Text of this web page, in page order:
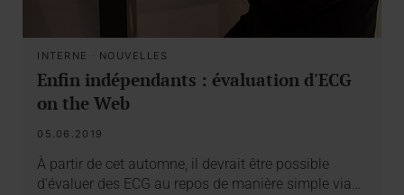
INTERNE · NOUVELLES
Enfin indépendants : évaluation d'ECG
on the Web
05.06.2019
À partir de cet automne, il devrait être possible
d'évaluer des ECG au repos de manière simple via…